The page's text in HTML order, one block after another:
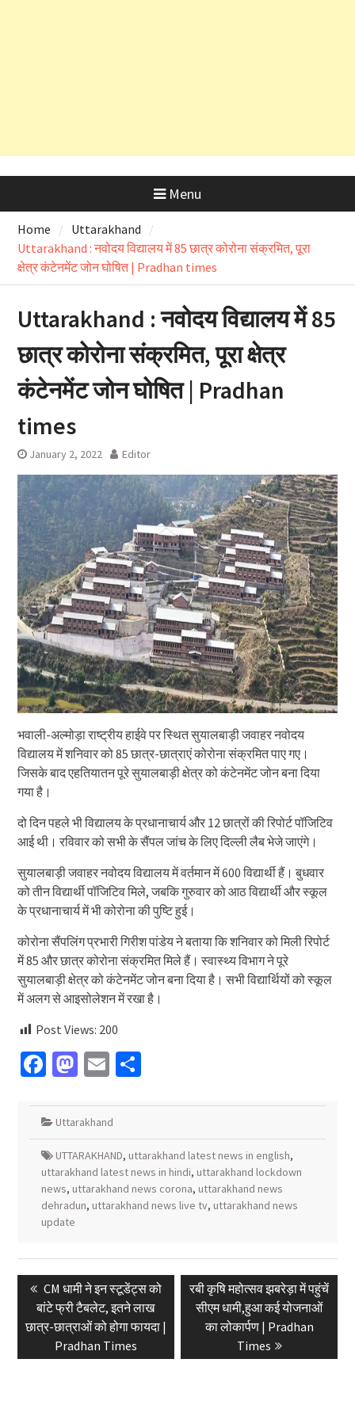
Menu
Home
Uttarakhand
Uttarakhand : नवोदय विद्यालय में 85 छात्र कोरोना संक्रमित, पूरा
क्षेत्र कंटेनमेंट जोन घोषित | Pradhan times
Uttarakhand : नवोदय विद्यालय में 85
छात्र कोरोना संक्रमित, पूरा क्षेत्र
कंटेनमेंट जोन घोषित | Pradhan
times
January 2, 2022 Editor
भवाली-अल्मोड़ा राष्ट्रीय हाईवे पर स्थित सुयालबाड़ी जवाहर नवोदय
विद्यालय में शनिवार को 85 छात्र-छात्राएं कोरोना संक्रमित पाए गए।
जिसके बाद एहतियातन पूरे सुयालबाड़ी क्षेत्र को कंटेनमेंट जोन बना दिया
गया है।
दो दिन पहले भी विद्यालय के प्रधानाचार्य और 12 छात्रों की रिपोर्ट पॉजिटिव
आई थी। रविवार को सभी के सैंपल जांच के लिए दिल्ली लैब भेजे जाएंगे।
सुयालबाड़ी जवाहर नवोदय विद्यालय में वर्तमान में 600 विद्यार्थी हैं। बुधवार
को तीन विद्यार्थी पॉजिटिव मिले, जबकि गुरुवार को आठ विद्यार्थी और स्कूल
के प्रधानाचार्य में भी कोरोना की पुष्टि हुई।
कोरोना सैंपलिंग प्रभारी गिरीश पांडेय ने बताया कि शनिवार को मिली रिपोर्ट
में 85 और छात्र कोरोना संक्रमित मिले हैं। स्वास्थ्य विभाग ने पूरे
सुयालबाड़ी क्षेत्र को कंटेनमेंट जोन बना दिया है। सभी विद्यार्थियों को स्कूल
में अलग से आइसोलेशन में रखा है।
Post Views: 200
Facebook
Mastodon
EmailShare
Uttarakhand
UTTARAKHAND, uttarakhand latest news in english,
uttarakhand latest news in hindi, uttarakhand lockdown
news, uttarakhand news corona, uttarakhand news
dehradun, uttarakhand news live tv, uttarakhand news
update
navigation
Previous
post:
CM धामी ने इन स्टूडेंट्स को
बांटे फ्री टैबलेट, इतने लाख
छात्र-छात्राओं को होगा फायदा |
Pradhan Times
Next
post:
रबी कृषि महोत्सव झबरेड़ा में पहुंचें
सीएम धामी,हुआ कई योजनाओं
का लोकार्पण | Pradhan
Times